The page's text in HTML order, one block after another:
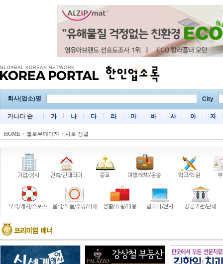
회사(업소)명 City
가나다 순 가 나 다 라 마 바 사 아 자
HOME > 옐로우페이지 > 사로 정렬